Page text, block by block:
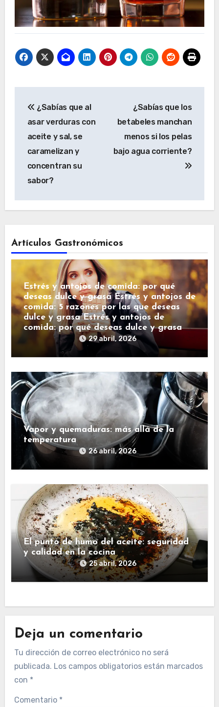
de
entradas
¿Sabías que al
asar verduras con
aceite y sal, se
caramelizan y
concentran su
sabor?
¿Sabías que los
betabeles manchan
menos si los pelas
bajo agua corriente?
Artículos Gastronómicos
Estrés y antojos de comida: por qué
deseas dulce y grasa Estrés y antojos de
comida: 5 razones por las que deseas
dulce y grasa Estrés y antojos de
comida: por qué deseas dulce y grasa
29 abril, 2026
Vapor y quemaduras: más allá de la
temperatura
26 abril, 2026
El punto de humo del aceite: seguridad
y calidad en la cocina
25 abril, 2026
Deja un comentario
Tu dirección de correo electrónico no será
publicada. Los campos obligatorios están marcados
con *
Comentario *